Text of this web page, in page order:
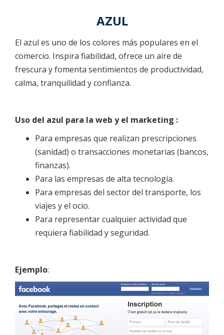
AZUL
El azul es uno de los colores más populares en el
comercio. Inspira fiabilidad, ofrece un aire de
frescura y fomenta sentimientos de productividad,
calma, tranquilidad y confianza.
Uso del azul para la web y el marketing :
Para empresas que realizan prescripciones
(sanidad) o transacciones monetarias (bancos,
finanzas).
Para las empresas de alta tecnología.
Para empresas del sector del transporte, los
viajes y el ocio.
Para representar cualquier actividad que
requiera fiabilidad y seguridad.
Ejemplo: